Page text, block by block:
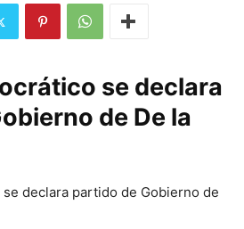
se declara
de De la